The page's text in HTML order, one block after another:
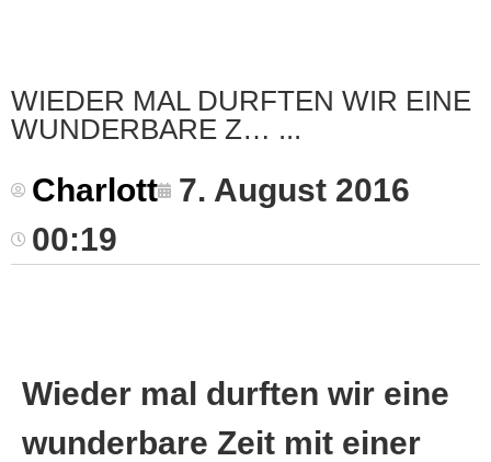
WIEDER MAL DURFTEN WIR EINE
WUNDERBARE Z…
Charlott
7. August 2016
00:19
Wieder mal durften wir eine
wunderbare Zeit mit einer